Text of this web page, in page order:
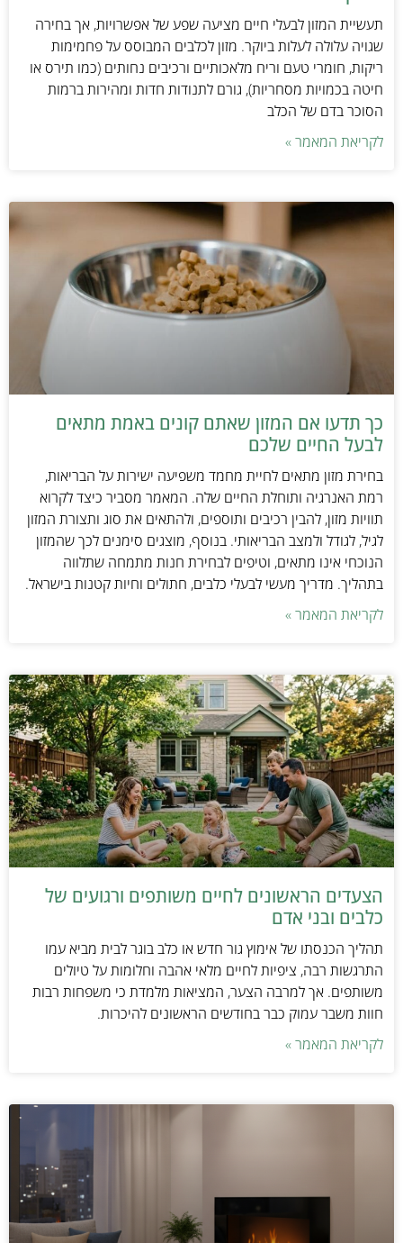
תעשיית המזון לבעלי חיים מציעה שפע של אפשרויות, אך בחירה
שגויה עלולה לעלות ביוקר. מזון לכלבים המבוסס על פחמימות
ריקות, חומרי טעם וריח מלאכותיים ורכיבים נחותים (כמו תירס או
חיטה בכמויות מסחריות), גורם לתנודות חדות ומהירות ברמות
הסוכר בדם של הכלב
לקריאת המאמר »
כך תדעו אם המזון שאתם קונים באמת מתאים
לבעל החיים שלכם
בחירת מזון מתאים לחיית מחמד משפיעה ישירות על הבריאות,
רמת האנרגיה ותוחלת החיים שלה. המאמר מסביר כיצד לקרוא
תוויות מזון, להבין רכיבים ותוספים, ולהתאים את סוג ותצורת המזון
לגיל, לגודל ולמצב הבריאותי. בנוסף, מוצגים סימנים לכך שהמזון
הנוכחי אינו מתאים, וטיפים לבחירת חנות מתמחה שתלווה
בתהליך. מדריך מעשי לבעלי כלבים, חתולים וחיות קטנות בישראל.
לקריאת המאמר »
הצעדים הראשונים לחיים משותפים ורגועים של
כלבים ובני אדם
תהליך הכנסתו של אימוץ גור חדש או כלב בוגר לבית מביא עמו
התרגשות רבה, ציפיות לחיים מלאי אהבה וחלומות על טיולים
משותפים. אך למרבה הצער, המציאות מלמדת כי משפחות רבות
חוות משבר עמוק כבר בחודשים הראשונים להיכרות.
לקריאת המאמר »